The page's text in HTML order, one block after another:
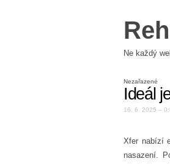
Ne každý
Nezařazené
Ideál
16. 6. 2025 –
Xfer nabízí
nasazení.